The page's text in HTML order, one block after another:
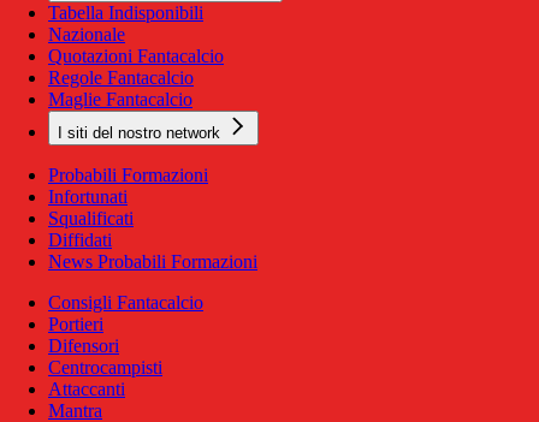
Tabella Indisponibili
Nazionale
Quotazioni Fantacalcio
Regole Fantacalcio
Maglie Fantacalcio
I siti del nostro network
Probabili Formazioni
Infortunati
Squalificati
Diffidati
News Probabili Formazioni
Consigli Fantacalcio
Portieri
Difensori
Centrocampisti
Attaccanti
Mantra